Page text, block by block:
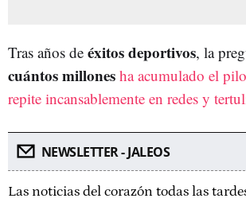
Tras años de éxitos deportivos, la
cuántos millones ha acumulado el
repite incansablemente en redes y
NEWSLETTER - JALEOS
Las noticias del corazón todas las